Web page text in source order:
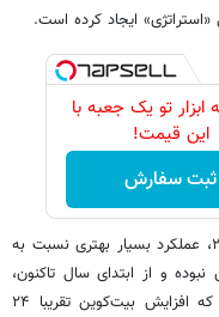
ایجاد کرده است.
ابزار تو یک جعبه با
این قیمت!
ثبت سفارش
در حالی که سهام عادی «استراتژی» در سال ۲۰۲۴، عملکرد بسیار بهتری نسبت به
و از ابتدای سال تاکنون،
حدود ۸.۶ درصد افزایش یافته است، در حالی که افزایش بیت‌کوین تقریبا ۲۴